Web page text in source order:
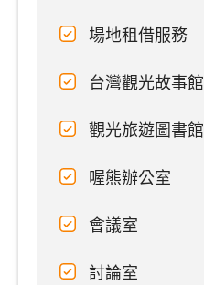
場地租借服務
台灣觀光故事館
觀光旅遊圖書館
喔熊辦公室
會議室
討論室